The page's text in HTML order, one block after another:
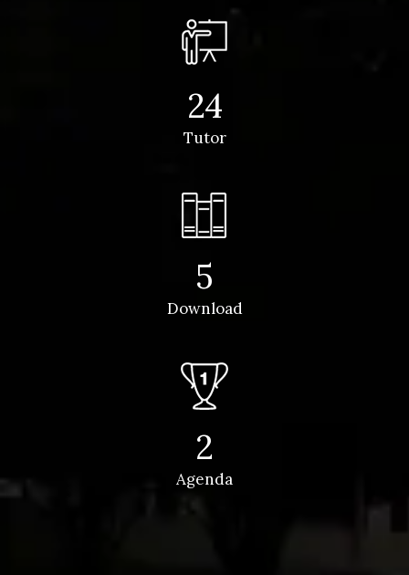
24
Tutor
5
Download
2
Agenda